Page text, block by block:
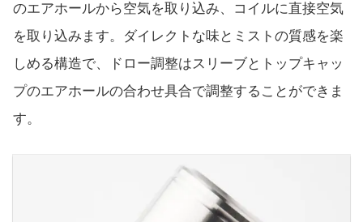
のエアホールから空気を取り込み、コイルに直接空気
を取り込みます。ダイレクトな味とミストの質感を楽
しめる構造で、ドロー調整はスリーブとトップキャッ
プのエアホールの合わせ具合で調整することができま
す。